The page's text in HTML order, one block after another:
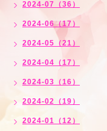
2024-07（36）
2024-06（17）
2024-05（21）
2024-04（17）
2024-03（16）
2024-02（19）
2024-01（12）